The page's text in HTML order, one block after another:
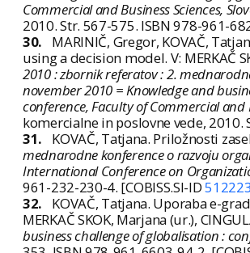
Commercial and Business Sciences,
2010. Str. 567-575. ISBN 978-961-
30.
MARINIČ, Gregor, KOVAČ,
using a decision model. V: MERKAČ
2010 : zbornik referatov : 2.
november 2010 = Knowledge and
conference, Faculty of Commercial and
komercialne in poslovne vede, 2010.
31.
KOVAČ, Tatjana. Priložnosti
mednarodne konference o razvoju
International Conference on
961-232-230-4. [COBISS.SI-ID
32.
KOVAČ, Tatjana. Uporaba e-
MERKAČ SKOK, Marjana (ur.),
business challenge of globalisation :